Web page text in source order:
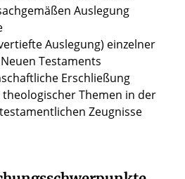
Auslegung
Auslegung) einzelner
Testaments
Erschließung
Themen in der
Zeugnisse